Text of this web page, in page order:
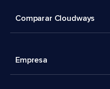
Comparar Cloudways
Empresa